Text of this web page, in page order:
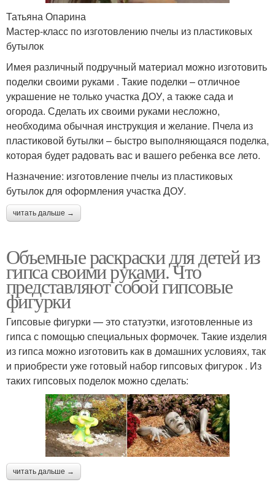
Татьяна Опарина
Мастер-класс по изготовлению пчелы из пластиковых
бутылок
Имея различный подручный материал можно изготовить
поделки своими руками . Такие поделки – отличное
украшение не только участка ДОУ, а также сада и
огорода. Сделать их своими руками несложно,
необходима обычная инструкция и желание. Пчела из
пластиковой бутылки – быстро выполняющаяся поделка,
которая будет радовать вас и вашего ребенка все лето.
Назначение: изготовление пчелы из пластиковых
бутылок для оформления участка ДОУ.
читать дальше →
Объемные раскраски для детей из
гипса своими руками. Что
представляют собой гипсовые
фигурки
Гипсовые фигурки — это статуэтки, изготовленные из
гипса с помощью специальных формочек. Такие изделия
из гипса можно изготовить как в домашних условиях, так
и приобрести уже готовый набор гипсовых фигурок . Из
таких гипсовых поделок можно сделать:
читать дальше →